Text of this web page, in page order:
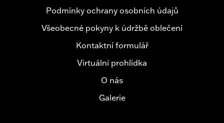
Podmínky ochrany osobních údajů
Všeobecné pokyny k údržbě oblečení
Kontaktní formulář
Virtuální prohlídka
O nás
Galerie